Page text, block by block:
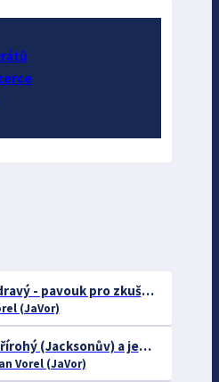
Sklípkan modravý - pavouk pro zkušené chovatele
(JaVor)
Chameleon třírohý (Jacksonův) a jeho chov
Vorel (JaVor)